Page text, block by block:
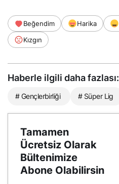
Beğendim Harika
Kızgın
Haberle ilgili daha fazlası:
# Gençlerbirliği # Süper Lig
Tamamen
Ücretsiz Olarak
Bültenimize
Abone Olabilirsin